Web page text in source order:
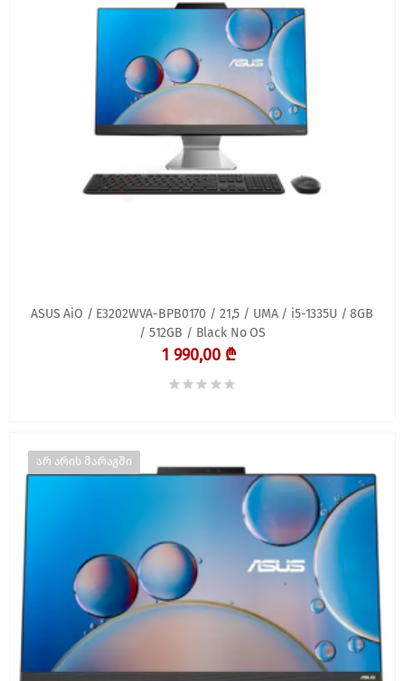
ASUS AiO / E3202WVA-BPB0170 / 21,5 / UMA / i5-1335U / 8GB
/ 512GB / Black No OS
1 990,00 ₾
არ არის მარაგში